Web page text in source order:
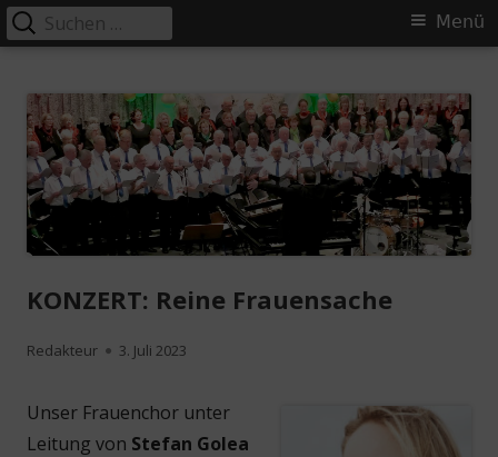
zum
Inhalt
Primäres
Menü
Suchen
nach:
KONZERT: Reine Frauensache
Autor
Redakteur
Veröffentlicht
3. Juli 2023
Unser Frauenchor unter
Leitung von Stefan Golea